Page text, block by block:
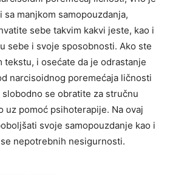
manjkom samopouzdanja,
sebe takvim kakvi jeste, kao i
sebe i svoje sposobnosti. Ako ste
tekstu, i osećate da je odrastanje
narcisoidnog poremećaja ličnosti
se obratite za stručnu
uz pomoć psihoterapije. Na ovaj
svoje samopouzdanje kao i
nepotrebnih nesigurnosti.